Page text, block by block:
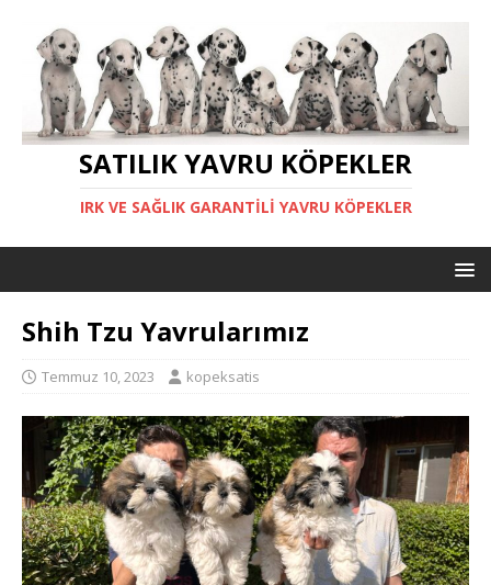
SATILIK YAVRU KÖPEKLER
IRK VE SAĞLIK GARANTILI YAVRU KÖPEKLER
Shih Tzu Yavrularımız
Temmuz 10, 2023 kopeksatis